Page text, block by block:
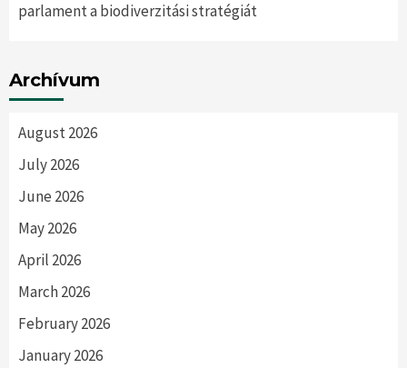
parlament a biodiverzitási stratégiát
Archívum
August 2026
July 2026
June 2026
May 2026
April 2026
March 2026
February 2026
January 2026